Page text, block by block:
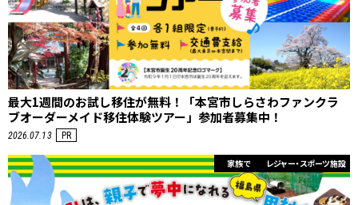
最大1週間のお試し移住が無料！「本宮市しらさわファンクラ
ブオーダーメイド移住体験ツアー」参加者募集中！
2026.07.13 PR
家族で レジャー・スポーツ施設